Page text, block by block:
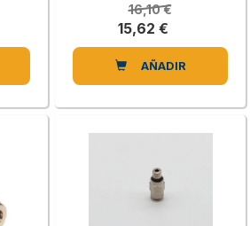
16,10 €
15,62 €
AÑADIR